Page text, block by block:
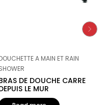
A MAIN ET RAIN
DE DOUCHE CARRE
LE MUR